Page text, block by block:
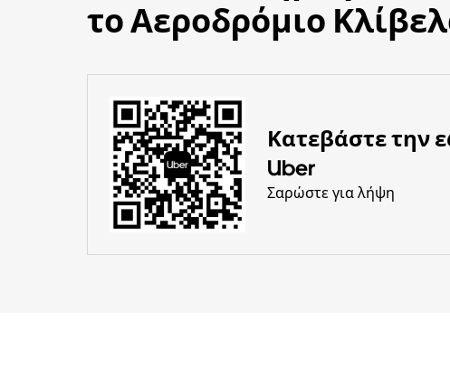
το Αεροδρόμιο
Κατεβάστε την
Uber
Σαρώστε για λήψη